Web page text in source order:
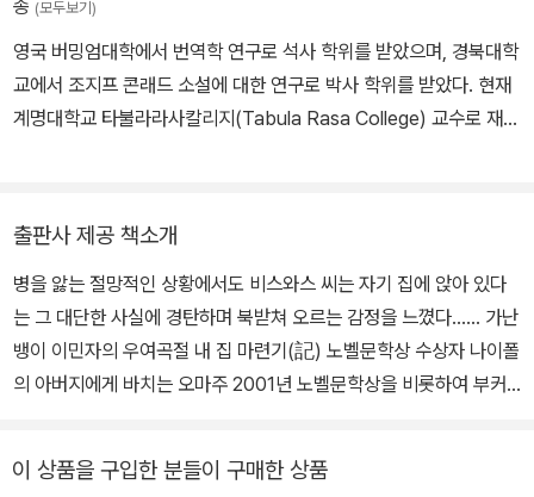
배자들이 겪은 공통적인 역사적 사건인 동시에, 주변인으로서 혼란
속에 내던져진 한 인간의 지극히 개인적인 상황이기도 했다. 이러한
특성은 오히려 제3세계라는 지역적 문제에 치우치지 않고 보편성을
성과 글쓰기에 관한 고뇌와 해답이 담긴, 문학적 완결판 같은 작품이
내는 사람들 』 『강굽이』 등 다수의 소설과 논픽션을 발표했다. 서머싯
몸 상, 부커 상, 호손 상, 데이비드 코언 영국 문학상 등을 수상했으며,
문학적 공로를 인정받아 영국 기사 작위를 받았다. 2001년에는 노벨
문학상을 수상했다. 2018년 8월 자택에서 별세했다.
종 (모두보기)
영국 버밍엄대학에서 번역학 연구로 석사 학위를 받았으며, 경북대학
교에서 조지프 콘래드 소설에 대한 연구로 박사 학위를 받았다. 현재
계명대학교 타불라라사칼리지(Tabula Rasa College) 교수로 재직
출판사 제공 책소개
병을 앓는 절망적인 상황에서도 비스와스 씨는 자기 집에 앉아 있다
는 그 대단한 사실에 경탄하며 북받쳐 오르는 감정을 느꼈다…… 가난
뱅이 이민자의 우여곡절 내 집 마련기(記) 노벨문학상 수상자 나이폴
의 아버지에게 바치는 오마주 2001년 노벨문학상을 비롯하여 부커
의 역사를 직시하게 해준다’는 평을 받으며 노벨문학상을 수상한 동
이 상품을 구입한 분들이 구매한 상품